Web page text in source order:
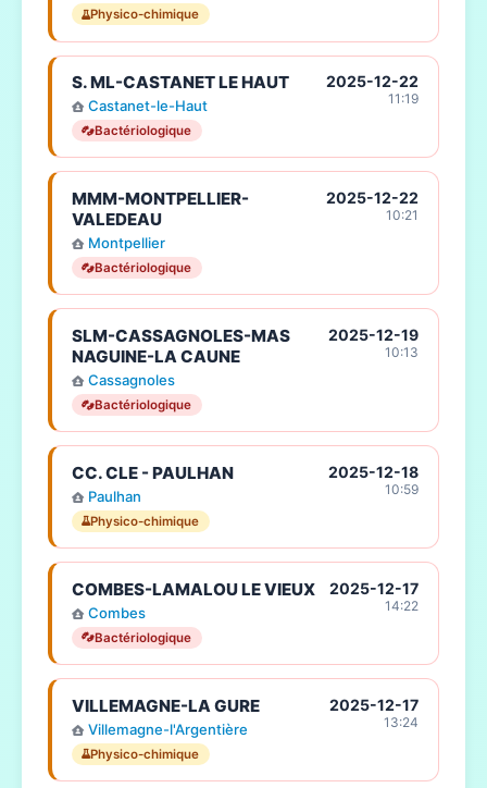
Physico-chimique
S. ML-CASTANET LE HAUT
Castanet-le-Haut
Bactériologique
2025-12-22
11:19
MMM-MONTPELLIER-
VALEDEAU
Montpellier
Bactériologique
2025-12-22
10:21
SLM-CASSAGNOLES-MAS
NAGUINE-LA CAUNE
Cassagnoles
Bactériologique
2025-12-19
10:13
CC. CLE - PAULHAN
Paulhan
Physico-chimique
2025-12-18
10:59
COMBES-LAMALOU LE VIEUX
Combes
Bactériologique
2025-12-17
14:22
VILLEMAGNE-LA GURE
Villemagne-l'Argentière
Physico-chimique
2025-12-17
13:24